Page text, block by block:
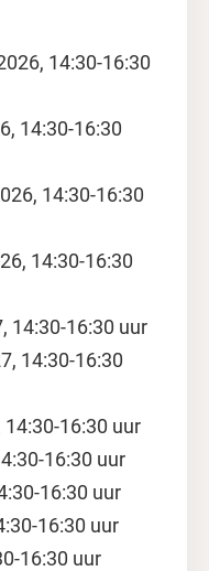
14:30-16:30
14:30-16:30
14:30-16:30
14:30-16:30
14:30-16:30 uur
14:30-16:30
16:30 uur
16:30 uur
16:30 uur
16:30 uur
16:30 uur